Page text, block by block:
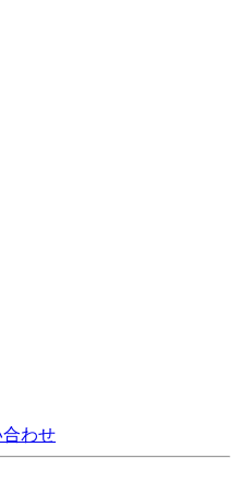
のシステム設計実務経験、
込みまでの一連の経験、T
に関する深い知見、React
見、PostgreSQLまたはM
を活用したインフラ構成
プラインの構築・運用経
挙げられています。 設
フルスタック寄りのリード
わせ